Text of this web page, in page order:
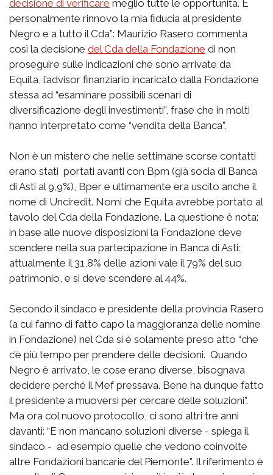
decisione di verificare meglio tutte le opportunità. E
personalmente rinnovo la mia fiducia al presidente
Negro e a tutto il Cda”: Maurizio Rasero commenta
così la decisione del Cda della Fondazione di non
proseguire sulle indicazioni che sono arrivate da
Equita, l’advisor finanziario incaricato dalla Fondazione
stessa ad “esaminare possibili scenari di
diversificazione degli investimenti”, frase che in molti
hanno interpretato come “vendita della Banca”.
Non è un mistero che nelle settimane scorse contatti
erano stati portati avanti con Bpm (già socia di Banca
di Asti al 9,9%), Bper e ultimamente era uscito anche il
nome di Unciredit. Nomi che Equita avrebbe portato al
tavolo del Cda della Fondazione. La questione è nota:
in base alle nuove disposizioni la Fondazione deve
scendere nella sua partecipazione in Banca di Asti:
attualmente il 31,8% delle azioni vale il 79% del suo
patrimonio, e si deve scendere al 44%.
Secondo il sindaco e presidente della provincia Rasero
(a cui fanno di fatto capo la maggioranza delle nomine
in Fondazione) nel Cda si è solamente preso atto “che
c’è più tempo per prendere delle decisioni. Quando
Negro è arrivato, le cose erano diverse, bisognava
decidere perché il Mef pressava. Bene ha dunque fatto
il presidente a muoversi per cercare delle soluzioni”.
Ma ora col nuovo protocollo, ci sono altri tre anni
davanti: “E non mancano soluzioni diverse - spiega il
sindaco - ad esempio quelle che vedono coinvolte
altre Fondazioni bancarie del Piemonte”. Il riferimento è